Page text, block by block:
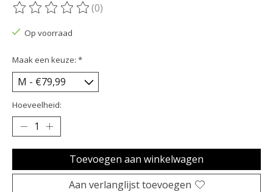
De beoordeling van dit product is
(0)
Op voorraad
Maak een keuze: *
Hoeveelheid:
Toevoegen aan winkelwagen
Aan verlanglijst toevoegen